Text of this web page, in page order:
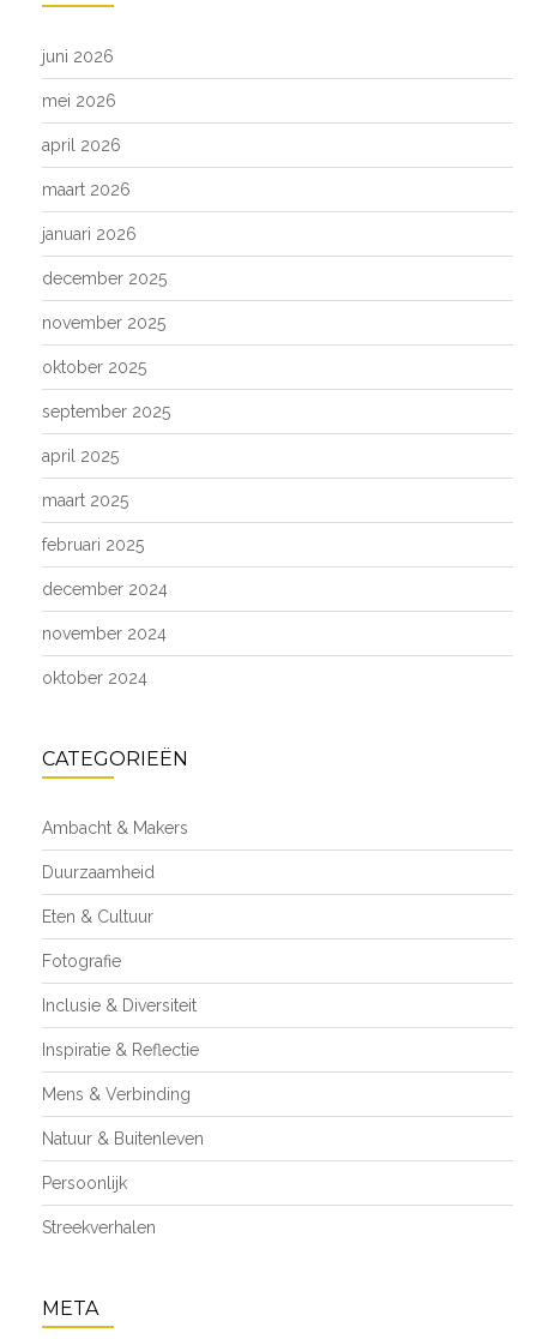
juni 2026
mei 2026
april 2026
maart 2026
januari 2026
december 2025
november 2025
oktober 2025
september 2025
april 2025
maart 2025
februari 2025
december 2024
november 2024
oktober 2024
CATEGORIEËN
Ambacht & Makers
Duurzaamheid
Eten & Cultuur
Fotografie
Inclusie & Diversiteit
Inspiratie & Reflectie
Mens & Verbinding
Natuur & Buitenleven
Persoonlijk
Streekverhalen
META